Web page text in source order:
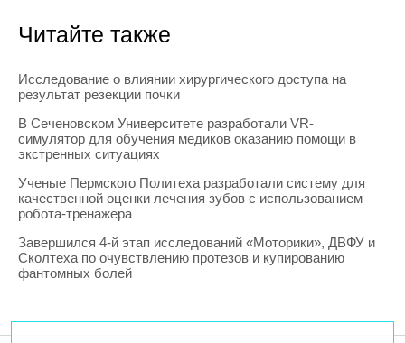
Читайте также
Исследование о влиянии хирургического доступа на
результат резекции почки
В Сеченовском Университете разработали VR-
симулятор для обучения медиков оказанию помощи в
экстренных ситуациях
Ученые Пермского Политеха разработали систему для
качественной оценки лечения зубов с использованием
робота-тренажера
Завершился 4-й этап исследований «Моторики», ДВФУ и
Сколтеха по очувствлению протезов и купированию
фантомных болей